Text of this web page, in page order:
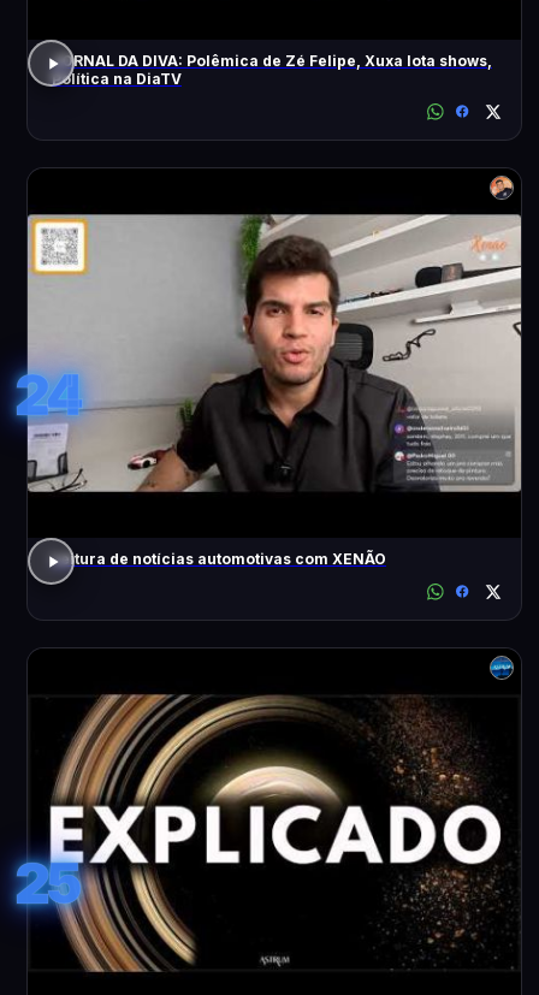
JORNAL DA DIVA: Polêmica de Zé Felipe, Xuxa lota shows,
Política na DiaTV
24
Leitura de notícias automotivas com XENÃO
25